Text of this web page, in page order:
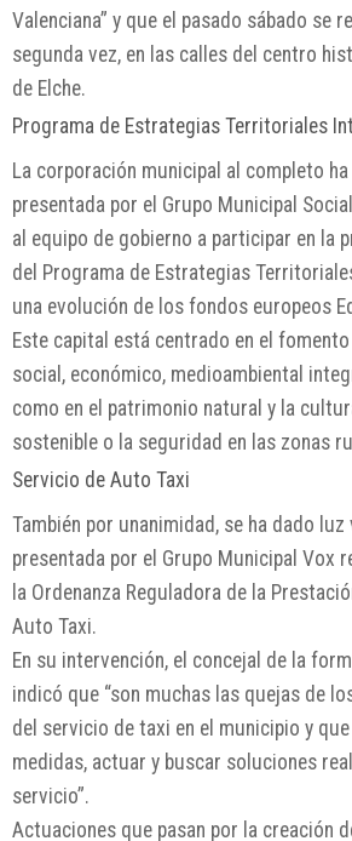
Valenciana” y que el pasado sábado se
segunda vez, en las calles del centro
de Elche.
Programa de Estrategias Territoriales
La corporación municipal al completo
presentada por el Grupo Municipal
al equipo de gobierno a participar en la
del Programa de Estrategias
una evolución de los fondos europeos
Este capital está centrado en el
social, económico, medioambiental
como en el patrimonio natural y la
sostenible o la seguridad en las zonas
Servicio de Auto Taxi
También por unanimidad, se ha dado
presentada por el Grupo Municipal Vox
la Ordenanza Reguladora de la
Auto Taxi.
En su intervención, el concejal de la
indicó que “son muchas las quejas de
del servicio de taxi en el municipio y
medidas, actuar y buscar soluciones
servicio”.
Actuaciones que pasan por la creación